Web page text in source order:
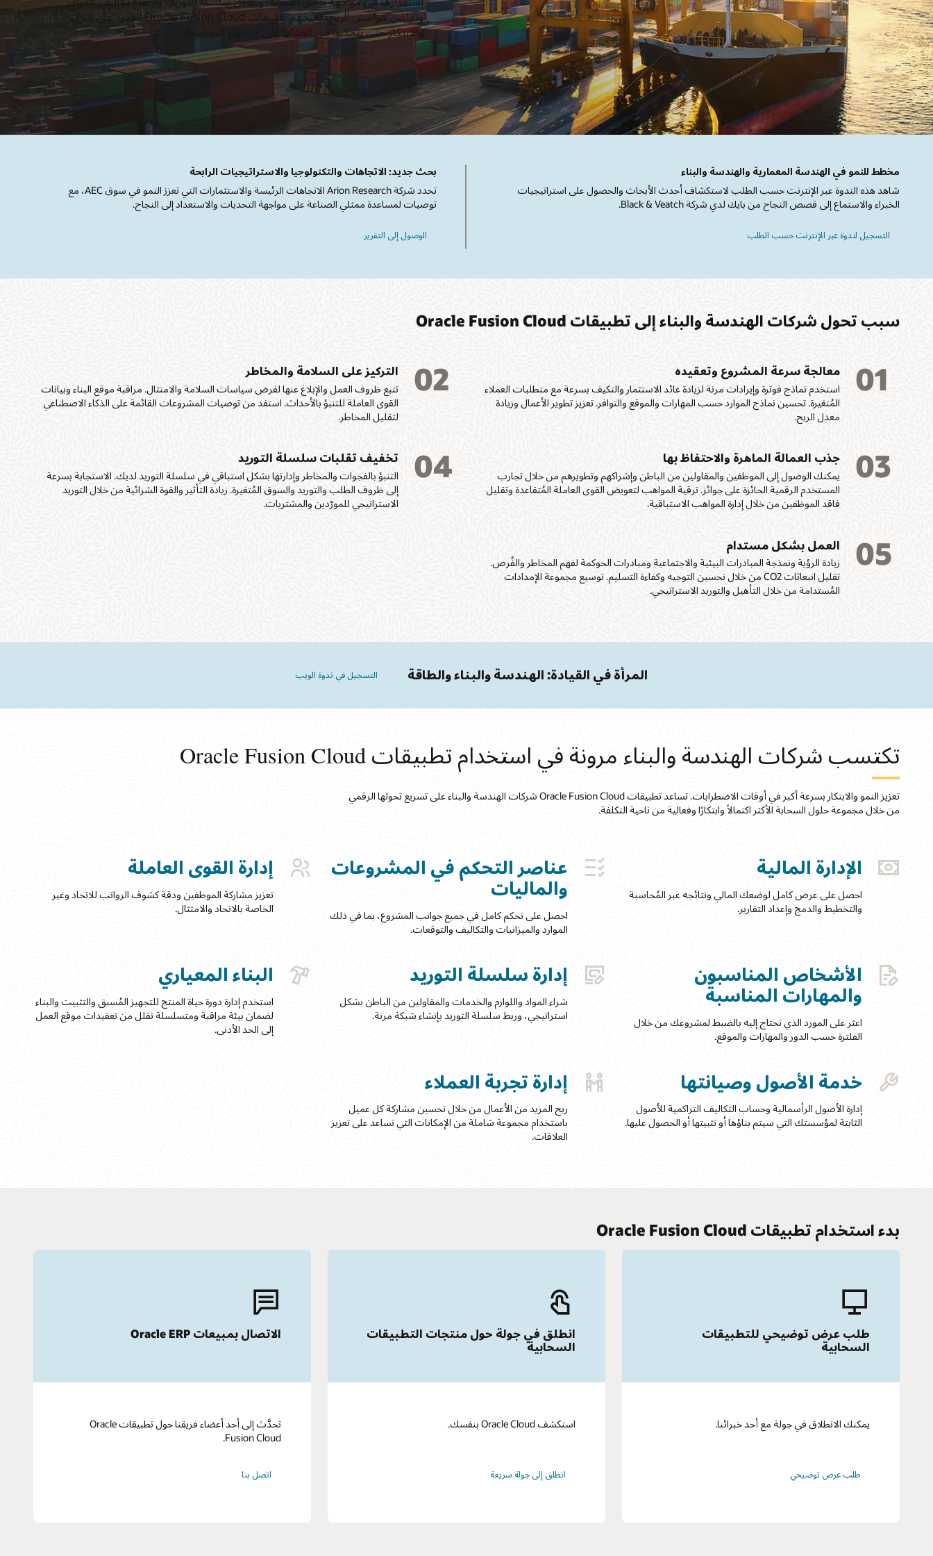
وتقلص هوامش الربح، تمنحهم تطبيقات Oracle Fusion Cloud القدرة على التركيز
والابتكار حتى يتمكنوا من الحفاظ على قدرتهم التنافسية.
مخطط للنمو في الهندسة المعمارية والهندسة والبناء
شاهد هذه الندوة عبر الإنترنت حسب الطلب لاستكشاف أحدث الأبحاث والحصول على استراتيجيات
الخبراء والاستماع إلى قصص النجاح من بايك لدي شركة Black & Veatch.
التسجيل لندوة عبر الإنترنت حسب الطلب
بحث جديد: الاتجاهات والتكنولوجيا والاستراتيجيات الرابحة
تحدد شركة Arion Research الاتجاهات الرئيسة والاستثمارات التي تعزز النمو في سوق AEC، مع
توصيات لمساعدة ممثلي الصناعة على مواجهة التحديات والاستعداد إلى النجاح.
الوصول إلى التقرير
سبب تحول شركات الهندسة والبناء إلى تطبيقات Oracle Fusion Cloud
01 معالجة سرعة المشروع وتعقيده
استخدم نماذج فوترة وإيرادات مرنة لزيادة عائد الاستثمار والتكيف بسرعة مع متطلبات العملاء
المُتغيرة. تحسين نماذج الموارد حسب المهارات والموقع والتوافر. تعزيز تطوير الأعمال وزيادة
معدل الربح.
02 التركيز على السلامة والمخاطر
تتبع ظروف العمل والإبلاغ عنها لفرض سياسات السلامة والامتثال. مراقبة موقع البناء وبيانات
القوى العاملة للتنبؤ بالأحداث. استفد من توصيات المشروعات القائمة على الذكاء الاصطناعي
لتقليل المخاطر.
03 جذب العمالة الماهرة والاحتفاظ بها
يمكنك الوصول إلى الموظفين والمقاولين من الباطن وإشراكهم وتطويرهم من خلال تجارب
المستخدم الرقمية الحائزة على جوائز. ترقية المواهب لتعويض القوى العاملة المُتقاعدة وتقليل
فاقد الموظفين من خلال إدارة المواهب الاستباقية.
04 تخفيف تقلبات سلسلة التوريد
التنبؤ بالفجوات والمخاطر وإدارتها بشكل استباقي في سلسلة التوريد لديك. الاستجابة بسرعة
إلى ظروف الطلب والتوريد والسوق المُتغيرة. زيادة التأثير والقوة الشرائية من خلال التوريد
الاستراتيجي للمورّدين والمشتريات.
05 العمل بشكل مستدام
زيادة الرؤية ونمذجة المبادرات البيئية والاجتماعية ومبادرات الحوكمة لفهم المخاطر والفُرص.
تقليل انبعاثات CO2 من خلال تحسين التوجيه وكفاءة التسليم. توسيع مجموعة الإمدادات
المُستدامة من خلال التأهيل والتوريد الاستراتيجي.
المرأة في القيادة: الهندسة والبناء والطاقة التسجيل في ندوة الويب
تكتسب شركات الهندسة والبناء مرونة في استخدام تطبيقات Oracle Fusion Cloud
تعزيز النمو والابتكار بسرعة أكبر في أوقات الاضطرابات. تساعد تطبيقات Oracle Fusion Cloud شركات الهندسة والبناء على تسريع تحولها الرقمي
من خلال مجموعة حلول السحابة الأكثر اكتمالاً وابتكارًا وفعالية من ناحية التكلفة.
الإدارة المالية
احصل على عرض كامل لوضعك المالي ونتائجه عبر المُحاسبة
والتخطيط والدمج وإعداد التقارير.
عناصر التحكم في المشروعات
والماليات
احصل على تحكم كامل في جميع جوانب المشروع، بما في ذلك
الموارد والميزانيات والتكاليف والتوقعات.
إدارة القوى العاملة
تعزيز مشاركة الموظفين ودقة كشوف الرواتب للاتحاد وغير
الخاصة بالاتحاد والامتثال.
الأشخاص المناسبون
والمهارات المناسبة
اعثر على المورد الذي تحتاج إليه بالضبط لمشروعك من خلال
الفلترة حسب الدور والمهارات والموقع.
إدارة سلسلة التوريد
شراء المواد واللوازم والخدمات والمقاولين من الباطن بشكل
استراتيجي، وربط سلسلة التوريد بإنشاء شبكة مرنة.
البناء المعياري
استخدم إدارة دورة حياة المنتج للتجهيز المُسبق والتثبيت والبناء
لضمان بيئة مراقبة ومتسلسلة تقلل من تعقيدات موقع العمل
إلى الحد الأدنى.
خدمة الأصول وصيانتها
إدارة الأصول الرأسمالية وحساب التكاليف التراكمية للأصول
الثابتة لمؤسستك التي سيتم بناؤها أو تثبيتها أو الحصول عليها.
إدارة تجربة العملاء
ربح المزيد من الأعمال من خلال تحسين مشاركة كل عميل
باستخدام مجموعة شاملة من الإمكانات التي تساعد على تعزيز
العلاقات.
بدء استخدام تطبيقات Oracle Fusion Cloud
طلب عرض توضيحي للتطبيقات
السحابية
يمكنك الانطلاق في جولة مع أحد خبرائنا.
طلب عرض توضيحي
انطلق في جولة حول منتجات التطبيقات
السحابية
استكشف Oracle Cloud بنفسك.
انطلق إلى جولة سريعة
الاتصال بمبيعات Oracle ERP
تحدَّث إلى أحد أعضاء فريقنا حول تطبيقات Oracle
Fusion Cloud.